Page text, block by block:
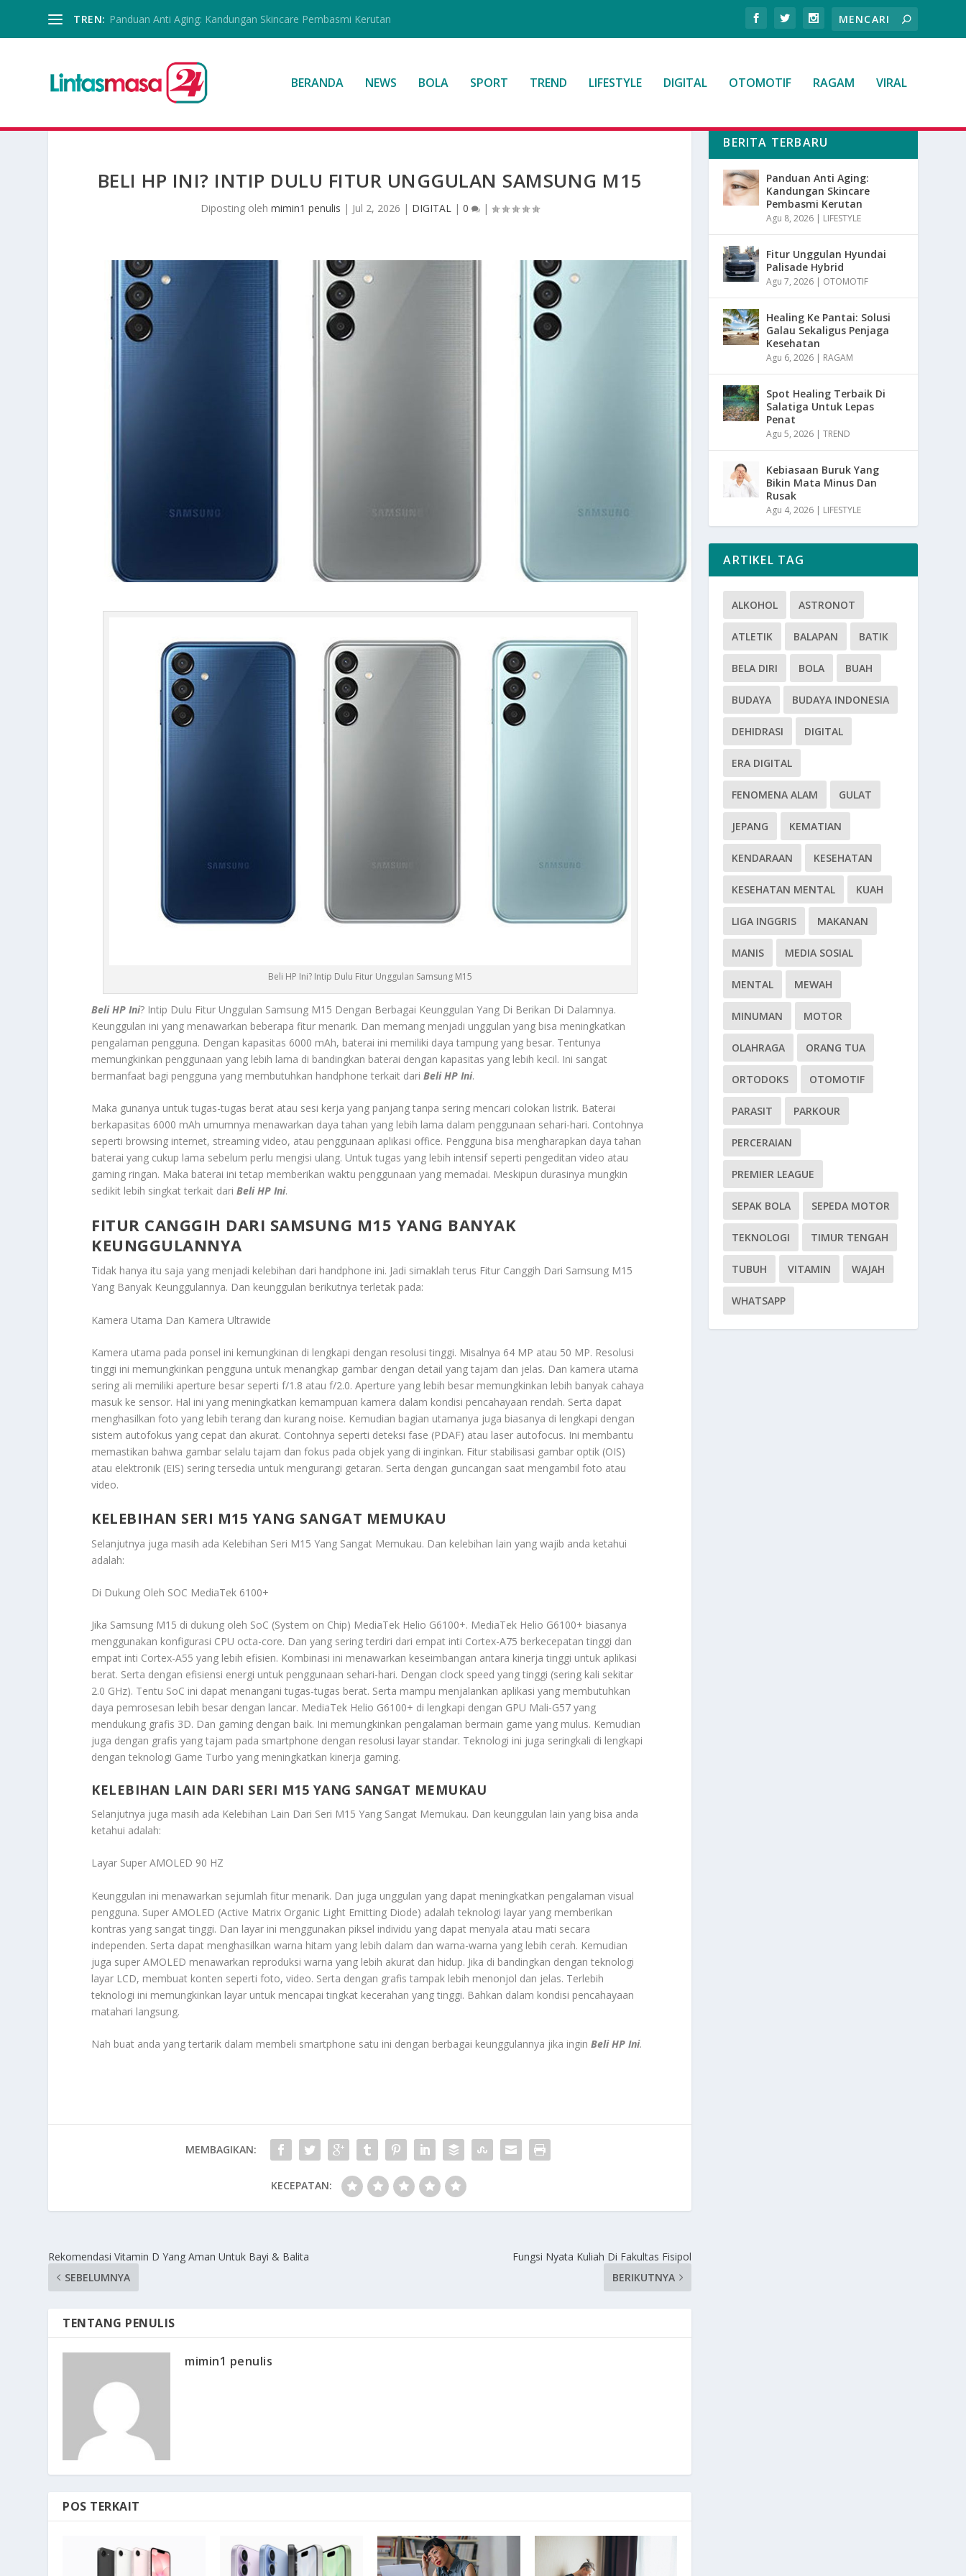
TREN: Panduan Anti Aging: Kandungan Skincare Pembasmi Kerutan
BERANDA NEWS BOLA SPORT TREND LIFESTYLE DIGITAL OTOMOTIF RAGAM VIRAL
BELI HP INI? INTIP DULU FITUR UNGGULAN SAMSUNG M15
Diposting olehmimin1 penulis | Jul 2, 2026 | DIGITAL |0 |
Beli HP Ini? Intip Dulu Fitur Unggulan Samsung M15
Beli HP Ini? Intip Dulu Fitur Unggulan Samsung M15 Dengan Berbagai Keunggulan Yang Di Berikan Di Dalamnya.
Keunggulan ini yang menawarkan beberapa fitur menarik. Dan memang menjadi unggulan yang bisa meningkatkan
pengalaman pengguna. Dengan kapasitas 6000 mAh, baterai ini memiliki daya tampung yang besar. Tentunya
memungkinkan penggunaan yang lebih lama di bandingkan baterai dengan kapasitas yang lebih kecil. Ini sangat
bermanfaat bagi pengguna yang membutuhkan handphone terkait dariBeli HP Ini.
Maka gunanya untuk tugas-tugas berat atau sesi kerja yang panjang tanpa sering mencari colokan listrik. Baterai
berkapasitas 6000 mAh umumnya menawarkan daya tahan yang lebih lama dalam penggunaan sehari-hari. Contohnya
seperti browsing internet, streaming video, atau penggunaan aplikasi office. Pengguna bisa mengharapkan daya tahan
baterai yang cukup lama sebelum perlu mengisi ulang. Untuk tugas yang lebih intensif seperti pengeditan video atau
gaming ringan. Maka baterai ini tetap memberikan waktu penggunaan yang memadai. Meskipun durasinya mungkin
sedikit lebih singkat terkait dariBeli HP Ini.
FITUR CANGGIH DARI SAMSUNG M15 YANG BANYAK
KEUNGGULANNYA
Tidak hanya itu saja yang menjadi kelebihan dari handphone ini. Jadi simaklah terus Fitur Canggih Dari Samsung M15
Yang Banyak Keunggulannya. Dan keunggulan berikutnya terletak pada:
Kamera Utama Dan Kamera Ultrawide
Kamera utama pada ponsel ini kemungkinan di lengkapi dengan resolusi tinggi. Misalnya 64 MP atau 50 MP. Resolusi
tinggi ini memungkinkan pengguna untuk menangkap gambar dengan detail yang tajam dan jelas. Dan kamera utama
sering ali memiliki aperture besar seperti f/1.8 atau f/2.0. Aperture yang lebih besar memungkinkan lebih banyak cahaya
masuk ke sensor. Hal ini yang meningkatkan kemampuan kamera dalam kondisi pencahayaan rendah. Serta dapat
menghasilkan foto yang lebih terang dan kurang noise. Kemudian bagian utamanya juga biasanya di lengkapi dengan
sistem autofokus yang cepat dan akurat. Contohnya seperti deteksi fase (PDAF) atau laser autofocus. Ini membantu
memastikan bahwa gambar selalu tajam dan fokus pada objek yang di inginkan. Fitur stabilisasi gambar optik (OIS)
atau elektronik (EIS) sering tersedia untuk mengurangi getaran. Serta dengan guncangan saat mengambil foto atau
video.
KELEBIHAN SERI M15 YANG SANGAT MEMUKAU
Selanjutnya juga masih ada Kelebihan Seri M15 Yang Sangat Memukau. Dan kelebihan lain yang wajib anda ketahui
adalah:
Di Dukung Oleh SOC MediaTek 6100+
Jika Samsung M15 di dukung oleh SoC (System on Chip) MediaTek Helio G6100+. MediaTek Helio G6100+ biasanya
menggunakan konfigurasi CPU octa-core. Dan yang sering terdiri dari empat inti Cortex-A75 berkecepatan tinggi dan
empat inti Cortex-A55 yang lebih efisien. Kombinasi ini menawarkan keseimbangan antara kinerja tinggi untuk aplikasi
berat. Serta dengan efisiensi energi untuk penggunaan sehari-hari. Dengan clock speed yang tinggi (sering kali sekitar
2.0 GHz). Tentu SoC ini dapat menangani tugas-tugas berat. Serta mampu menjalankan aplikasi yang membutuhkan
daya pemrosesan lebih besar dengan lancar. MediaTek Helio G6100+ di lengkapi dengan GPU Mali-G57 yang
mendukung grafis 3D. Dan gaming dengan baik. Ini memungkinkan pengalaman bermain game yang mulus. Kemudian
juga dengan grafis yang tajam pada smartphone dengan resolusi layar standar. Teknologi ini juga seringkali di lengkapi
dengan teknologi Game Turbo yang meningkatkan kinerja gaming.
KELEBIHAN LAIN DARI SERI M15 YANG SANGAT MEMUKAU
Selanjutnya juga masih ada Kelebihan Lain Dari Seri M15 Yang Sangat Memukau. Dan keunggulan lain yang bisa anda
ketahui adalah:
Layar Super AMOLED 90 HZ
Keunggulan ini menawarkan sejumlah fitur menarik. Dan juga unggulan yang dapat meningkatkan pengalaman visual
pengguna. Super AMOLED (Active Matrix Organic Light Emitting Diode) adalah teknologi layar yang memberikan
kontras yang sangat tinggi. Dan layar ini menggunakan piksel individu yang dapat menyala atau mati secara
independen. Serta dapat menghasilkan warna hitam yang lebih dalam dan warna-warna yang lebih cerah. Kemudian
juga super AMOLED menawarkan reproduksi warna yang lebih akurat dan hidup. Jika di bandingkan dengan teknologi
layar LCD, membuat konten seperti foto, video. Serta dengan grafis tampak lebih menonjol dan jelas. Terlebih
teknologi ini memungkinkan layar untuk mencapai tingkat kecerahan yang tinggi. Bahkan dalam kondisi pencahayaan
matahari langsung.
Nah buat anda yang tertarik dalam membeli smartphone satu ini dengan berbagai keunggulannya jika inginBeli HP Ini.
MEMBAGIKAN:
KECEPATAN:
Rekomendasi Vitamin D Yang Aman Untuk Bayi & Balita
SEBELUMNYA
Fungsi Nyata Kuliah Di Fakultas Fisipol
BERIKUTNYA
TENTANG PENULIS
mimin1 penulis
POS TERKAIT
BERITA TERBARU
Panduan Anti Aging:
Kandungan Skincare
Pembasmi Kerutan
Agu 8, 2026 | LIFESTYLE
Fitur Unggulan Hyundai
Palisade Hybrid
Agu 7, 2026 | OTOMOTIF
Healing Ke Pantai: Solusi
Galau Sekaligus Penjaga
Kesehatan
Agu 6, 2026 | RAGAM
Spot Healing Terbaik Di
Salatiga Untuk Lepas
Penat
Agu 5, 2026 |TREND
Kebiasaan Buruk Yang
Bikin Mata Minus Dan
Rusak
Agu 4, 2026 | LIFESTYLE
ARTIKEL TAG
ALKOHOL ASTRONOT
ATLETIK BALAPAN BATIK
BELA DIRI BOLA BUAH
BUDAYA BUDAYA INDONESIA
DEHIDRASI DIGITAL
ERA DIGITAL
FENOMENA ALAM GULAT
JEPANG KEMATIAN
KENDARAAN KESEHATAN
KESEHATAN MENTAL KUAH
LIGA INGGRIS MAKANAN
MANIS MEDIA SOSIAL
MENTAL MEWAH
MINUMAN MOTOR
OLAHRAGA ORANG TUA
ORTODOKS OTOMOTIF
PARASIT PARKOUR
PERCERAIAN
PREMIER LEAGUE
SEPAK BOLA SEPEDA MOTOR
TEKNOLOGI TIMUR TENGAH
TUBUH VITAMIN WAJAH
WHATSAPP